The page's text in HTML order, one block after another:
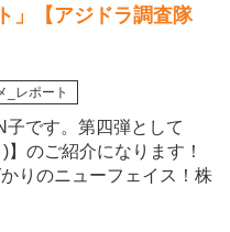
」【アジドラ調査隊
_レポート
子です。第四弾として
】のご紹介になります！
りのニューフェイス！株